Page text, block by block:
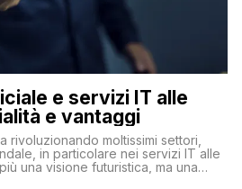
e servizi IT alle
e vantaggi
rivoluzionando moltissimi settori,
in particolare nei servizi IT alle
una visione futuristica, ma una
a un cambio significativo in